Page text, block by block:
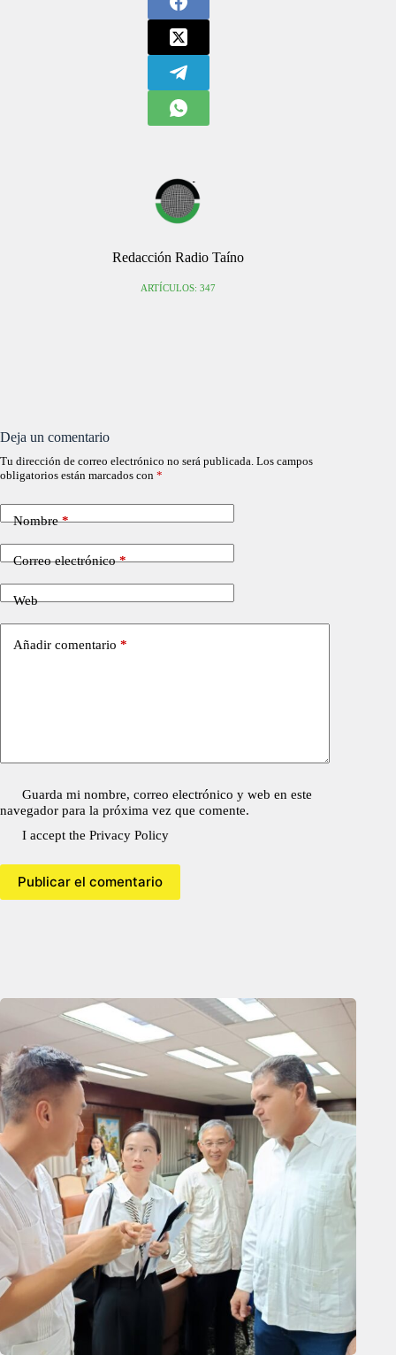
Redacción Radio Taíno
ARTÍCULOS: 347
Deja un comentario
Tu dirección de correo electrónico no será publicada. Los campos
obligatorios están marcados con *
Nombre*
Correo electrónico*
Web
Añadir comentario *
Guarda mi nombre, correo electrónico y web en este
navegador para la próxima vez que comente.
I accept thePrivacy Policy
Publicar el comentario